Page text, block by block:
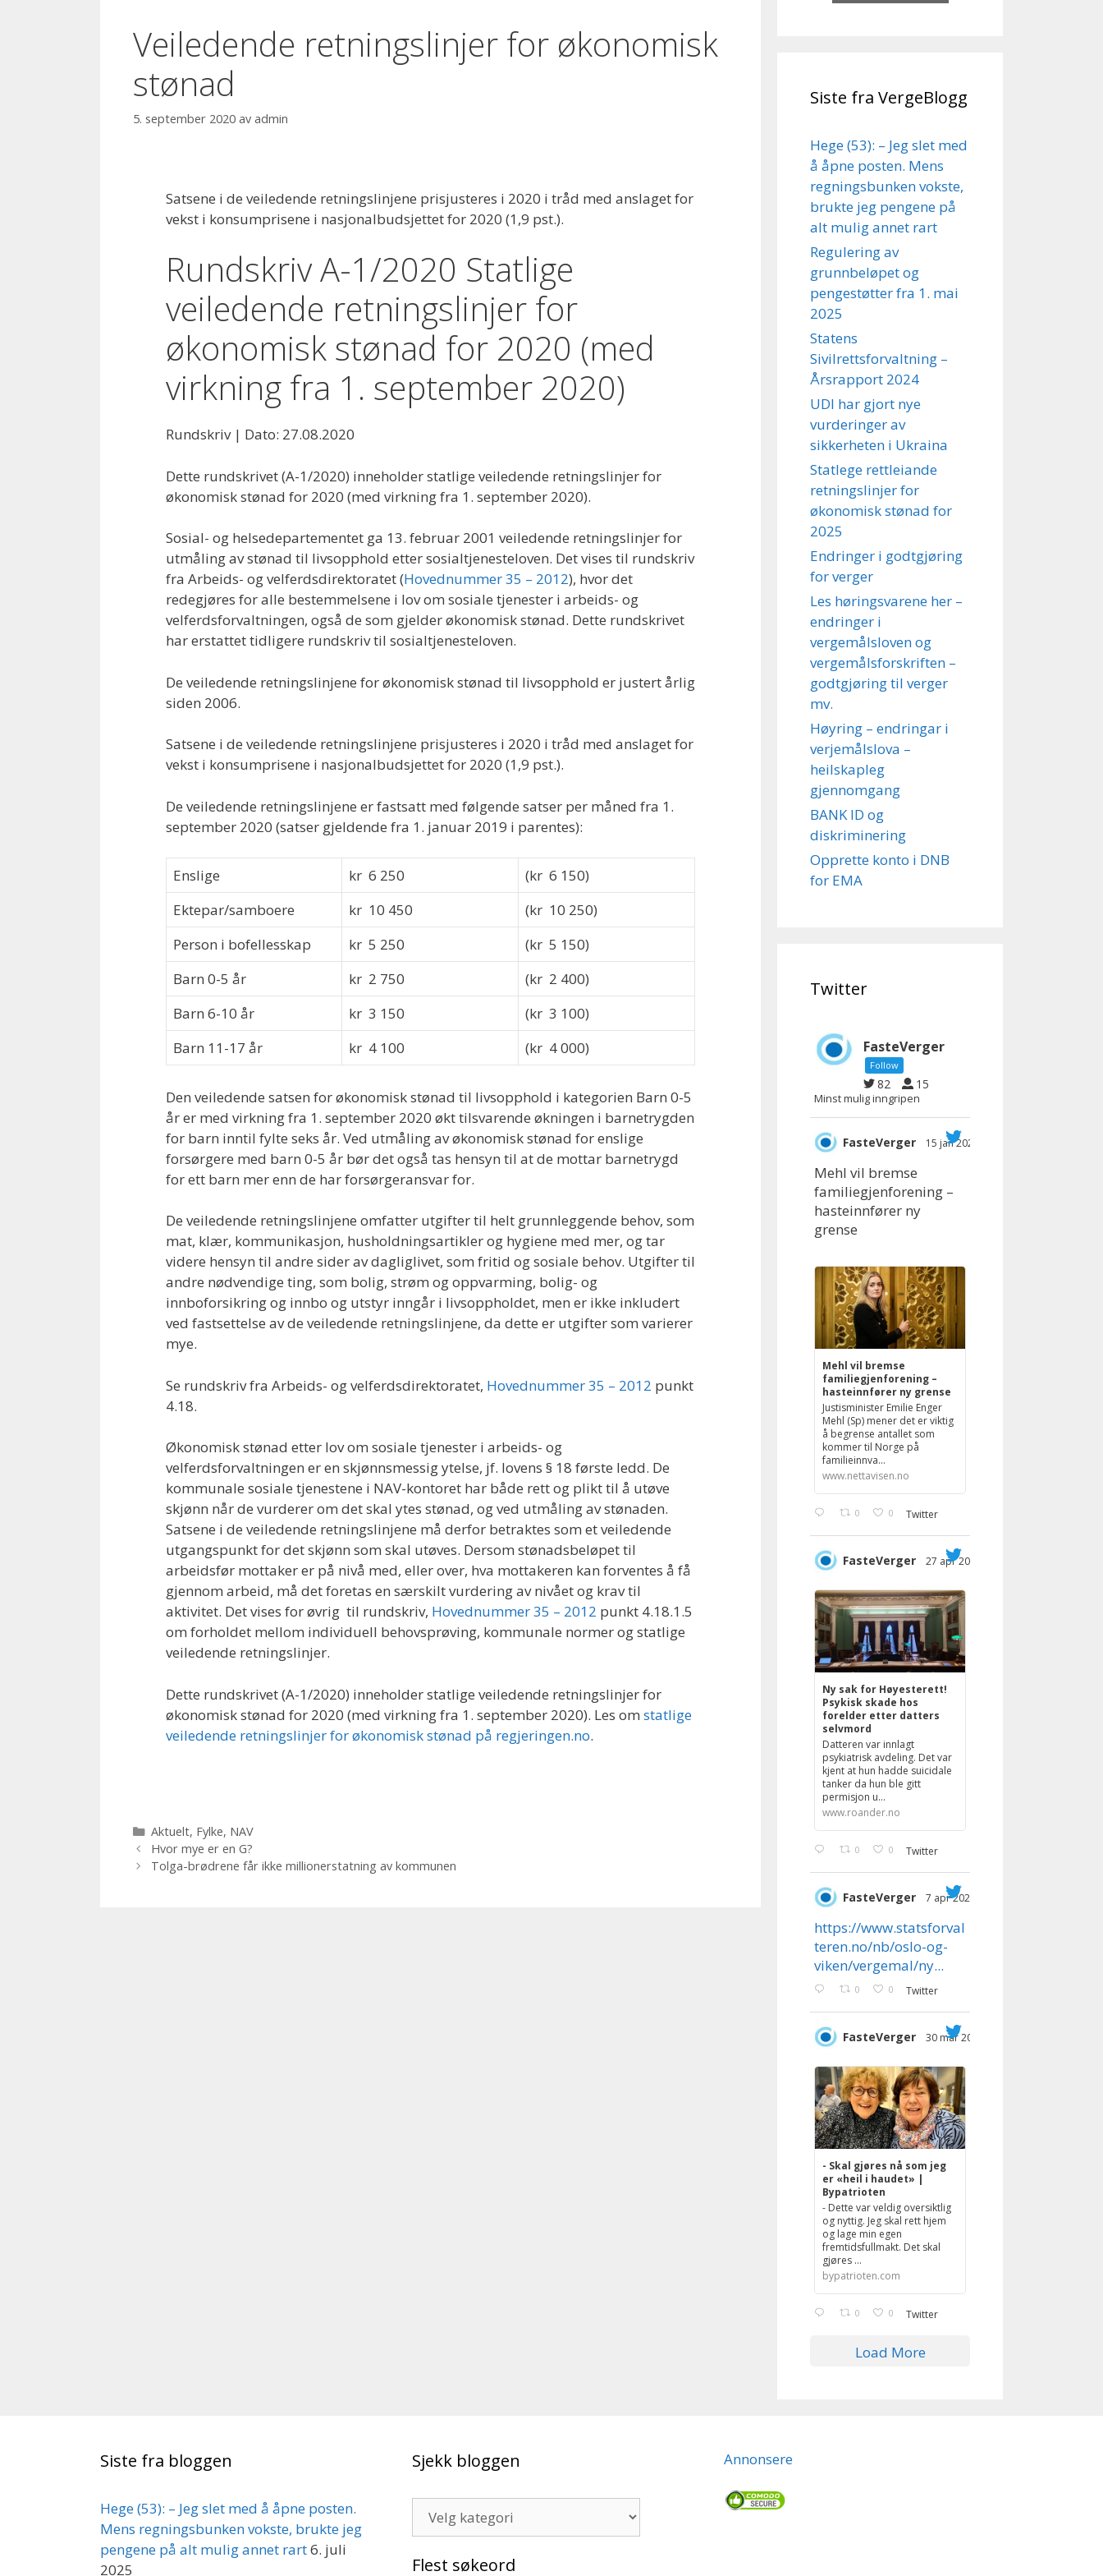
Veiledende retningslinjer for økonomisk
stønad
5. september 2020 av admin
Satsene i de veiledende retningslinjene prisjusteres i 2020 i tråd med anslaget for
vekst i konsumprisene i nasjonalbudsjettet for 2020 (1,9 pst.).
Rundskriv A-1/2020 Statlige
veiledende retningslinjer for
økonomisk stønad for 2020 (med
virkning fra 1. september 2020)
Rundskriv | Dato: 27.08.2020
Dette rundskrivet (A-1/2020) inneholder statlige veiledende retningslinjer for
økonomisk stønad for 2020 (med virkning fra 1. september 2020).
Sosial- og helsedepartementet ga 13. februar 2001 veiledende retningslinjer for
utmåling av stønad til livsopphold etter sosialtjenesteloven. Det vises til rundskriv
fra Arbeids- og velferdsdirektoratet (Hovednummer 35 – 2012), hvor det
redegjøres for alle bestemmelsene i lov om sosiale tjenester i arbeids- og
velferdsforvaltningen, også de som gjelder økonomisk stønad. Dette rundskrivet
har erstattet tidligere rundskriv til sosialtjenesteloven.
De veiledende retningslinjene for økonomisk stønad til livsopphold er justert årlig
siden 2006.
Satsene i de veiledende retningslinjene prisjusteres i 2020 i tråd med anslaget for
vekst i konsumprisene i nasjonalbudsjettet for 2020 (1,9 pst.).
De veiledende retningslinjene er fastsatt med følgende satser per måned fra 1.
september 2020 (satser gjeldende fra 1. januar 2019 i parentes):
Enslige kr 6 250
(kr 6 150)
Ektepar/samboere
kr 10 450
(kr 10 250)
Person i bofellesskap
kr 5 250
(kr 5 150)
Barn 0-5 år
kr 2 750
(kr 2 400)
Barn 6-10 år
kr 3 150
(kr 3 100)
Barn 11-17 år
kr 4 100 (kr 4 000)
Den veiledende satsen for økonomisk stønad til livsopphold i kategorien Barn 0-5
år er med virkning fra 1. september 2020 økt tilsvarende økningen i barnetrygden
for barn inntil fylte seks år. Ved utmåling av økonomisk stønad for enslige
forsørgere med barn 0-5 år bør det også tas hensyn til at de mottar barnetrygd
for ett barn mer enn de har forsørgeransvar for.
De veiledende retningslinjene omfatter utgifter til helt grunnleggende behov, som
mat, klær, kommunikasjon, husholdningsartikler og hygiene med mer, og tar
videre hensyn til andre sider av dagliglivet, som fritid og sosiale behov. Utgifter til
andre nødvendige ting, som bolig, strøm og oppvarming, bolig- og
innboforsikring og innbo og utstyr inngår i livsoppholdet, men er ikke inkludert
ved fastsettelse av de veiledende retningslinjene, da dette er utgifter som varierer
mye.
Se rundskriv fra Arbeids- og velferdsdirektoratet, Hovednummer 35 – 2012 punkt
4.18.
Økonomisk stønad etter lov om sosiale tjenester i arbeids- og
velferdsforvaltningen er en skjønnsmessig ytelse, jf. lovens § 18 første ledd. De
kommunale sosiale tjenestene i NAV-kontoret har både rett og plikt til å utøve
skjønn når de vurderer om det skal ytes stønad, og ved utmåling av stønaden.
Satsene i de veiledende retningslinjene må derfor betraktes som et veiledende
utgangspunkt for det skjønn som skal utøves. Dersom stønadsbeløpet til
arbeidsfør mottaker er på nivå med, eller over, hva mottakeren kan forventes å få
gjennom arbeid, må det foretas en særskilt vurdering av nivået og krav til
aktivitet. Det vises for øvrig til rundskriv, Hovednummer 35 – 2012 punkt 4.18.1.5
om forholdet mellom individuell behovsprøving, kommunale normer og statlige
veiledende retningslinjer.
Dette rundskrivet (A-1/2020) inneholder statlige veiledende retningslinjer for
økonomisk stønad for 2020 (med virkning fra 1. september 2020). Les om statlige
veiledende retningslinjer for økonomisk stønad på regjeringen.no.
Kategorier
Aktuelt, Fylke, NAV
Hvor mye er en G?
Tolga-brødrene får ikke millionerstatning av kommunen
Siste fra VergeBlogg
Hege (53): – Jeg slet med
å åpne posten. Mens
regningsbunken vokste,
brukte jeg pengene på
alt mulig annet rart
Regulering av
grunnbeløpet og
pengestøtter fra 1. mai
2025
Statens
Sivilrettsforvaltning –
Årsrapport 2024
UDI har gjort nye
vurderinger av
sikkerheten i Ukraina
Statlege rettleiande
retningslinjer for
økonomisk stønad for
2025
Endringer i godtgjøring
for verger
Les høringsvarene her –
endringer i
vergemålsloven og
vergemålsforskriften –
godtgjøring til verger
mv.
Høyring – endringar i
verjemålslova –
heilskapleg
gjennomgang
BANK ID og
diskriminering
Opprette konto i DNB
for EMA
Twitter
FasteVerger
Follow
82 15
Minst mulig inngripen
;
FasteVerger 15 jan 2025
Mehl vil bremse
familiegjenforening –
hasteinnfører ny
grense
Mehl vil bremse
familiegjenforening –
hasteinnfører ny grense
Justisminister Emilie Enger
Mehl (Sp) mener det er viktig
å begrense antallet som
kommer til Norge på
familieinnva...
www.nettavisen.no
0 0 Twitter
FasteVerger 27 apr 2023
Ny sak for Høyesterett!
Psykisk skade hos
forelder etter datters
selvmord
Datteren var innlagt
psykiatrisk avdeling. Det var
kjent at hun hadde suicidale
tanker da hun ble gitt
permisjon u...
www.roander.no
0 0 Twitter
;
FasteVerger 7 apr 2023
https://www.statsforval
teren.no/nb/oslo-og-
viken/vergemal/ny...
0 0 Twitter
FasteVerger 30 mar 2023
- Skal gjøres nå som jeg
er «heil i haudet» |
Bypatrioten
- Dette var veldig oversiktlig
og nyttig. Jeg skal rett hjem
og lage min egen
fremtidsfullmakt. Det skal
gjøres ...
bypatrioten.com
0 0 Twitter
Load More
Siste fra bloggen
Hege (53): – Jeg slet med å åpne posten.
Mens regningsbunken vokste, brukte jeg
pengene på alt mulig annet rart6. juli
2025
Sjekk bloggen
bloggen
Flest søkeord
Annonsere